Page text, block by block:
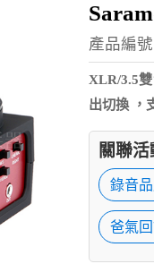
產品編
XLR/3.5
出切換 ，
關聯
錄音
爸氣